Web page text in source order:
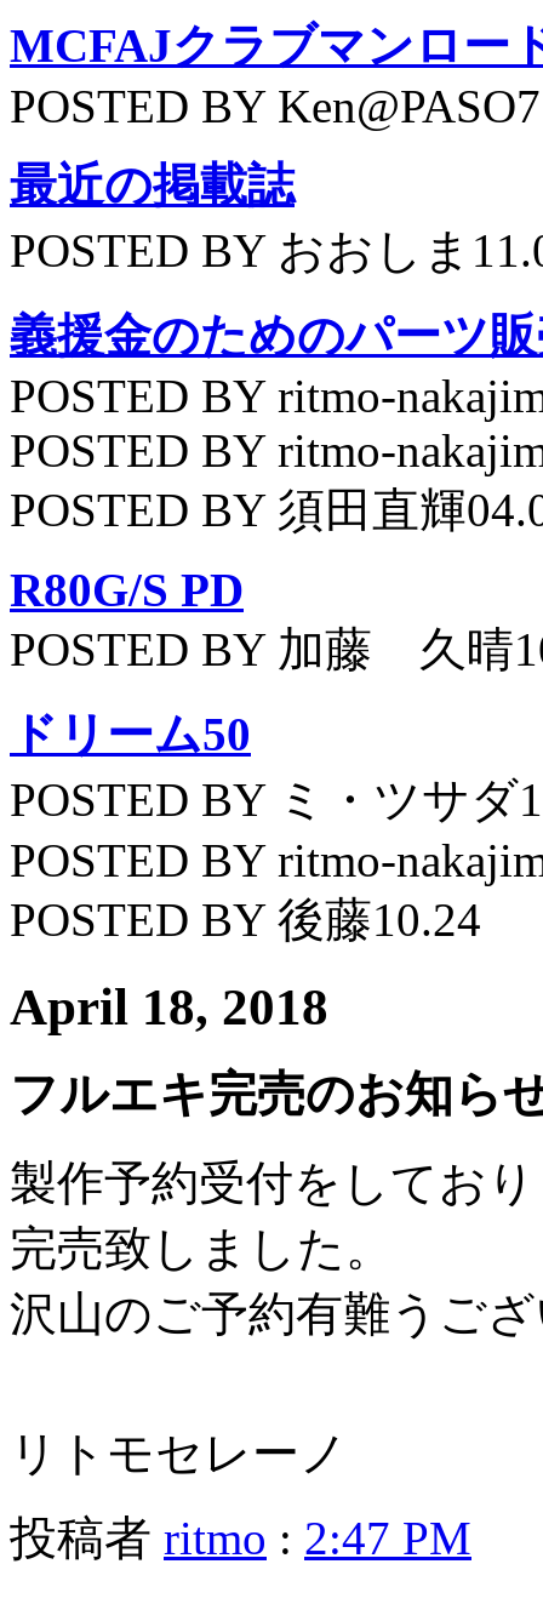
MCFAJクラブマンロー
POSTED BY
最近の掲載誌
POSTED BY おおしま
義援金のためのパーツ
POSTED BY ritmo-
POSTED BY ritmo-
POSTED BY 須田直輝
R80G/S PD
POSTED BY 加藤 久晴
ドリーム50
POSTED BY ミ・ツサダ
POSTED BY ritmo-
POSTED BY 後藤10.24
April 18, 2018
フルエキ完売のお知ら
製作予約受付をしてお
完売致しました。
沢山のご予約有難うご
リトモセレーノ
投稿者 ritmo : 2:47 PM